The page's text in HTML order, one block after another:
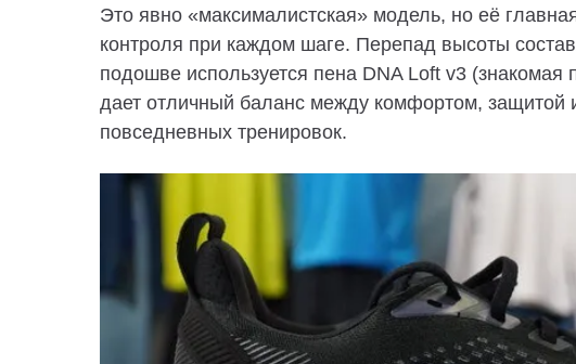
Это явно «максималистская» модель, но её
контроля при каждом шаге. Перепад высоты
подошве используется пена DNA Loft v3
дает отличный баланс между комфортом, защитой
повседневных тренировок.